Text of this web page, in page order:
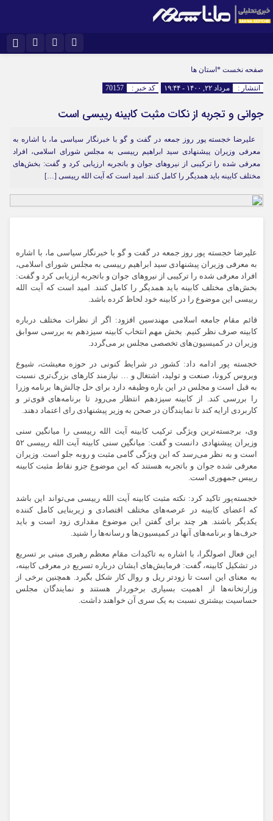
اینستاگرام
سروش
ایتا
آپارات
رمز عبور
مرا به خاطر بسپار
صفحه نخست *استان ها
انتشار : مرداد ۲۲, ۱۴۰۰ - ۱۹:۴۴ کد خبر : 70157
جوانی و تجربه از نکات مثبت کابینه رییسی است
علیرضا خجسته پور روز جمعه در گفت و گو با خبرنگار سیاسی ما، با اشاره به
معرفی وزیران پیشنهادی سید ابراهیم رییسی به مجلس شورای اسلامی، افراد
معرفی شده را ترکیبی از نیروهای جوان و باتجربه ارزیابی کرد و گفت: بخش‌های
مختلف کابینه باید همدیگر را کامل کنند. امید است که آیت الله رییسی […]
علیرضا خجسته پور روز جمعه در گفت و گو با خبرنگار سیاسی ما، با اشاره
به معرفی وزیران پیشنهادی سید ابراهیم رییسی به مجلس شورای اسلامی،
افراد معرفی شده را ترکیبی از نیروهای جوان و باتجربه ارزیابی کرد و گفت:
بخش‌های مختلف کابینه باید همدیگر را کامل کنند. امید است که آیت الله
رییسی این موضوع را در کابینه خود لحاظ کرده باشد.
قائم مقام جامعه اسلامی مهندسین افزود: اگر از نظرات مختلف درباره
کابینه صرف نظر کنیم. بخش مهم انتخاب کابینه سیزدهم به بررسی سوابق
وزیران در کمیسیون‌های تخصصی مجلس بر می‌گردد.
خجسته پور ادامه داد: کشور در شرایط کنونی در حوزه معیشت، شیوع
ویروس کرونا، صنعت و تولید، اشتغال و … نیازمند کارهای بزرگ‌تری نسبت
به قبل است و مجلس در این باره وظیفه دارد برای حل چالش‌ها برنامه وزرا
را بررسی کند. از کابینه سیزدهم انتظار می‌رود تا برنامه‌های قوی‌تر و
کاربردی ارایه کند تا نمایندگان در صحن به وزیر پیشنهادی رای اعتماد دهند.
وی، برجسته‌ترین ویژگی ترکیب کابینه آیت الله رییسی را میانگین سنی
وزیران پیشنهادی دانست و گفت: میانگین سنی کابینه آیت الله رییسی ۵۲
است و به نظر می‌رسد که این ویژگی گامی مثبت و روبه جلو است. وزیران
معرفی شده جوان و باتجربه هستند که این موضوع جزو نقاط مثبت کابینه
رییس جمهوری است.
خجسته‌پور تاکید کرد: نکته مثبت کابینه آیت الله رییسی می‌تواند این باشد
که اعضای کابینه در عرصه‌های مختلف اقتصادی و زیربنایی کامل کننده
یکدیگر باشند. هر چند برای گفتن این موضوع مقداری زود است و باید
حرف‌ها و برنامه‌های آنها در کمیسیون‌ها و رسانه‌ها را شنید.
این فعال اصولگرا، با اشاره به تاکیدات مقام معظم رهبری مبنی بر تسریع
در تشکیل کابینه، گفت: فرمایش‌های ایشان درباره تسریع در معرفی کابینه،
به معنای این است تا زودتر ریل و روال کار شکل بگیرد. همچنین برخی از
وزارتخانه‌ها از اهمیت بسیاری برخوردار هستند و نمایندگان مجلس
حساسیت بیشتری نسبت به یک سری آن خواهند داشت.